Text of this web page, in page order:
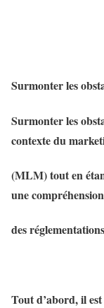
Surmonter les
Surmonter les
contexte du
(MLM) tout en
une
des
Tout d’abord, il